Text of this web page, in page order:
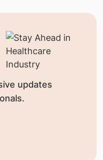
updates